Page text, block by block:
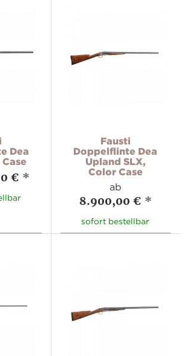
Dea
€ *
Fausti
Doppelflinte Dea
Upland SLX,
Color Case
ab
8.900,00 € *
sofort bestellbar